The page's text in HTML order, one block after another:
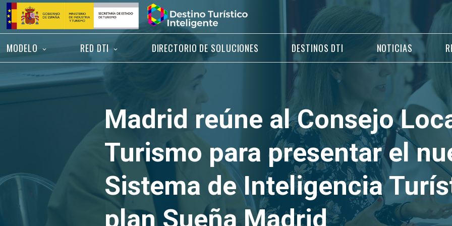
Saltar
contenido
Inicio
MODELO RED DTI DIRECTORIO DE SOLUCIONES DESTINOS DTI NOTICIAS
Madrid reúne al Consejo
Turismo para presentar el
Sistema de Inteligencia
plan Sueña Madrid